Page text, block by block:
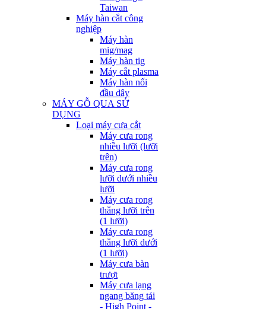
Taiwan
Máy hàn cắt công
nghiệp
Máy hàn
mig/mag
Máy hàn tig
Máy cắt plasma
Máy hàn nối
đầu dây
MÁY GỖ QUA SỬ
DỤNG
Loại máy cưa cắt
Máy cưa rong
nhiều lưỡi (lưỡi
trên)
Máy cưa rong
lưỡi dưới nhiều
lưỡi
Máy cưa rong
thẳng lưỡi trên
(1 lưỡi)
Máy cưa rong
thẳng lưỡi dưới
(1 lưỡi)
Máy cưa bàn
trượt
Máy cưa lạng
ngang băng tải
- High Point -